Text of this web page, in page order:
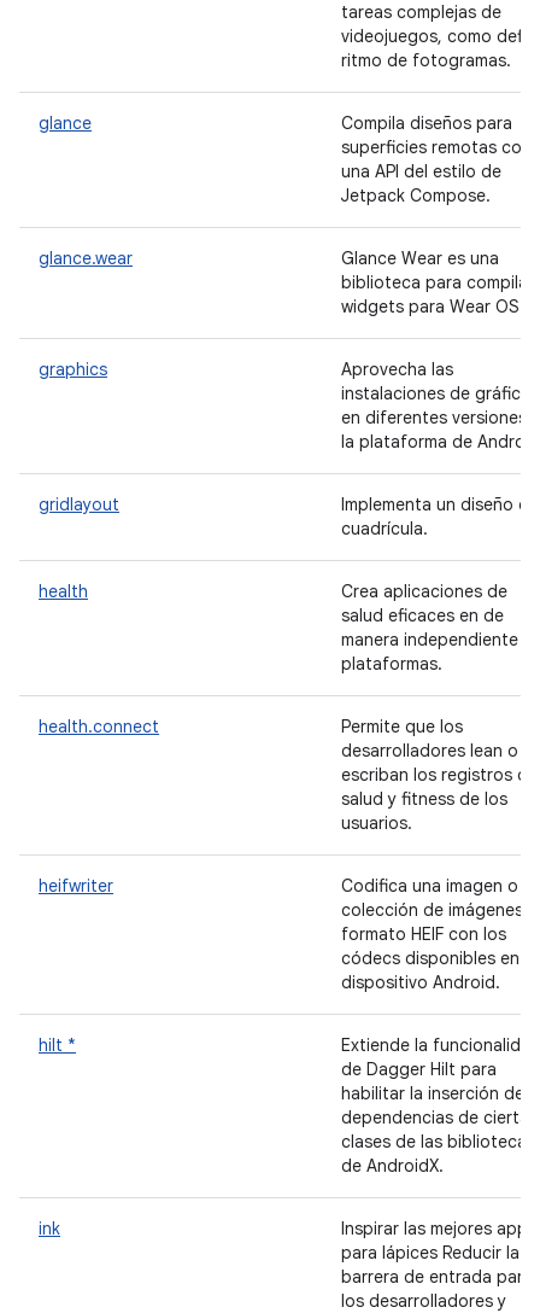
tareas complejas de
videojuegos, como
ritmo de fotogramas.
glance
Compila diseños para
superficies remotas con
una API del estilo de
Jetpack Compose.
glance.wear
Glance Wear es una
biblioteca para compilar
widgets para Wear OS
graphics
Aprovecha las
instalaciones de gráficos
en diferentes versiones
la plataforma de
gridlayout
Implementa un diseño de
cuadrícula.
health
Crea aplicaciones de
salud eficaces en de
manera independiente
plataformas.
health.connect
Permite que los
desarrolladores lean o
escriban los registros de
salud y fitness de los
usuarios.
heifwriter
Codifica una imagen o
colección de imágenes
formato HEIF con los
códecs disponibles en el
dispositivo Android.
hilt *
Extiende la funcionalidad
de Dagger Hilt para
habilitar la inserción de
dependencias de ciertas
clases de las bibliotecas
de AndroidX.
ink
Inspirar las mejores apps
para lápices Reducir la
barrera de entrada para
los desarrolladores y